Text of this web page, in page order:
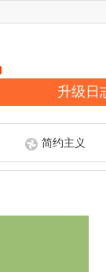
升级日
简约主义